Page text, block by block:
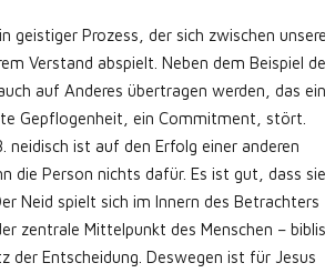
geistiger Prozess, der sich zwischen
Verstand abspielt. Neben dem Beispiel
auf Anderes übertragen werden, das
Gepflogenheit, ein Commitment, stört.
neidisch ist auf den Erfolg einer anderen
die Person nichts dafür. Es ist gut, dass sie
Neid spielt sich im Innern des Betrachters
zentrale Mittelpunkt des Menschen –
der Entscheidung. Deswegen ist für Jesus